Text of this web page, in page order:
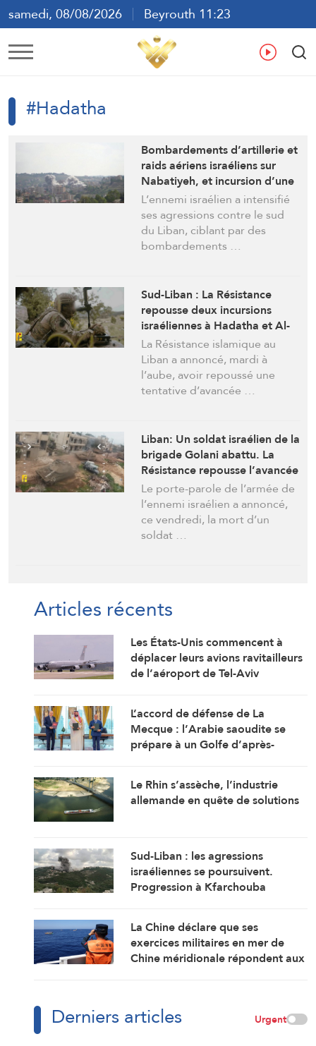
samedi, 08/08/2026
Beyrouth 11:23
ع
#Hadatha
Bombardements d’artillerie et
raids aériens israéliens sur
Nabatiyeh, et incursion d’une
force ennemie à Hadatha
L’ennemi israélien a intensifié
ses agressions contre le sud
du Liban, ciblant par des
bombardements …
Sud-Liban : La Résistance
repousse deux incursions
israéliennes à Hadatha et Al-
Bayyadah
La Résistance islamique au
Liban a annoncé, mardi à
l’aube, avoir repoussé une
tentative d’avancée …
Liban: Un soldat israélien de la
brigade Golani abattu. La
Résistance repousse l’avancée
de l’ennemi israélien et lui
inflige des pertes à Taybeh et
Rchaf
Le porte-parole de l’armée de
l’ennemi israélien a annoncé,
ce vendredi, la mort d’un
soldat …
Articles récents
Les États-Unis commencent à
déplacer leurs avions ravitailleurs
de l’aéroport de Tel-Aviv
L’accord de défense de La
Mecque : l’Arabie saoudite se
prépare à un Golfe d’après-
Le Rhin s’assèche, l’industrie
allemande en quête de solutions
Sud-Liban : les agressions
israéliennes se poursuivent.
Progression à Kfarchouba
La Chine déclare que ses
exercices militaires en mer de
Chine méridionale répondent aux
Derniers articles Urgent